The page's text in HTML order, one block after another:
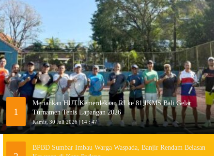
1
Meriahkan HUT Kemerdekaan RI ke 81,IKMS Bali Gelar
Turnamen Tenis Lapangan 2026
Kamis, 30 Juli 2026 | 14 : 47
BPBD Sumbar Imbau Warga Waspada, Banjir Rendam Belasan